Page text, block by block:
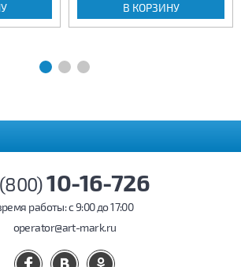
В КОРЗИНУ
10-16-726
работы: c 9:00 до 17:00
operator@art-mark.ru